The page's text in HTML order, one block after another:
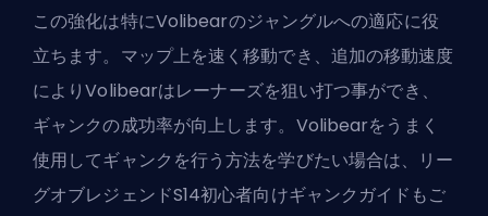
この強化は特にVolibearのジャングルへの適応に役
立ちます。マップ上を速く移動でき、追加の移動速度
によりVolibearはレーナーズを狙い打つ事ができ、
ギャンクの成功率が向上します。Volibearをうまく
使用してギャンクを行う方法を学びたい場合は、
リー
グオブレジェンドS14初心者向けギャンクガイド もご